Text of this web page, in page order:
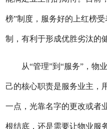
榜”制度，服务好的上红榜
制，有利于形成优胜劣汰的
从“管理”到“服务”，物业
己的核心职责是服务业主，
一点，光靠名字的更改或者
根结底，还是需要让物业服